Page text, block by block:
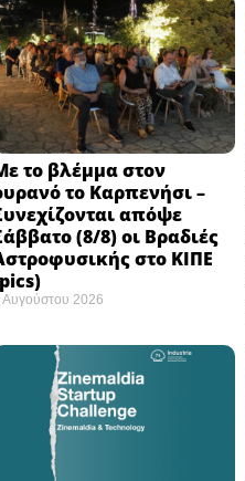
το βλέμμα στον
το Καρπενήσι –
απόψε
(8/8) οι Βραδιές
στο ΚΙΠΕ
Αυγούστου 2026